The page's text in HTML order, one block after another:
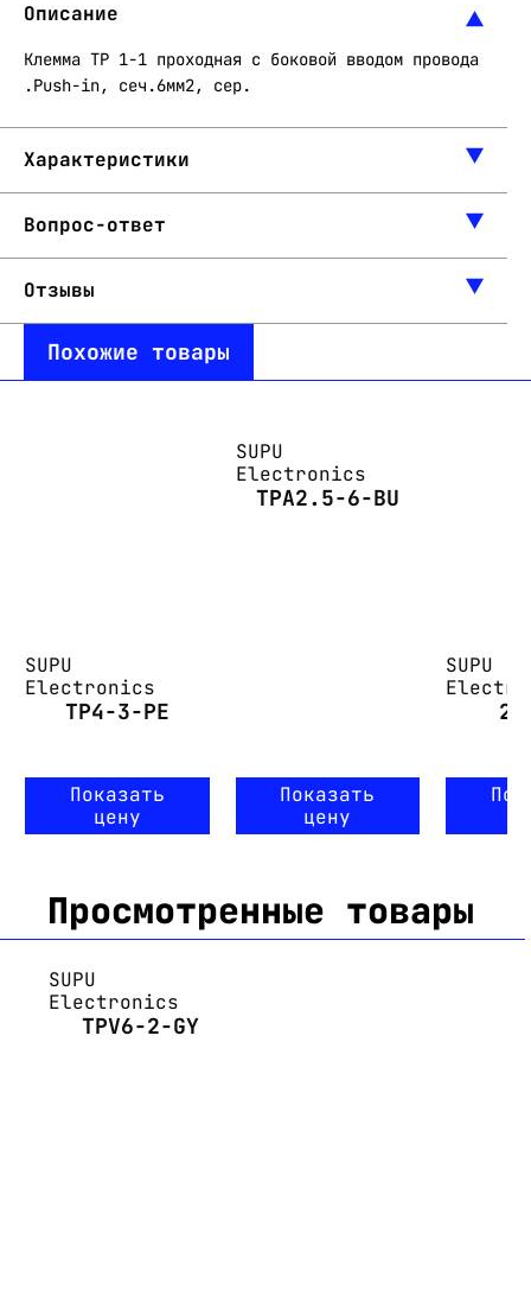
Описание
Клемма TP 1-1 проходная с боковой вводом провода
.Push-in, сеч.6мм2, сер.
Характеристики
Вопрос-ответ
Отзывы
Похожие товары
SUPU
Electronics
TP4-3-PE
Показать
цену
SUPU
Electronics
TPA2.5-6-BU
Показать
цену
SUPU
Просмотренные товары
SUPU
Electronics
TPV6-2-GY